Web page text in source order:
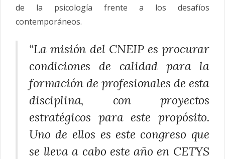
de la psicología frente a los desafíos
contemporáneos.
“La misión del CNEIP es procurar
condiciones de calidad para la
formación de profesionales de esta
disciplina, con proyectos
estratégicos para este propósito.
Uno de ellos es este congreso que
se lleva a cabo este año en CETYS